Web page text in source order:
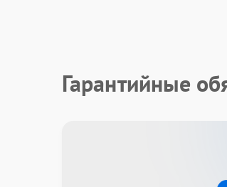
Гарантийные